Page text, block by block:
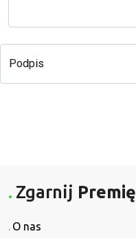
Podpis
Zgarnij Premię
O nas